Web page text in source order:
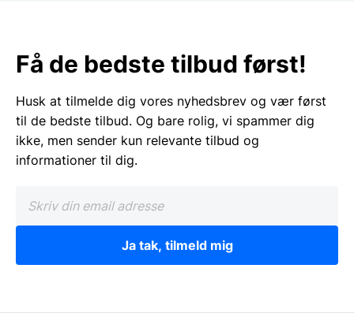
Få de bedste tilbud først!
Husk at tilmelde dig vores nyhedsbrev og vær først
til de bedste tilbud. Og bare rolig, vi spammer dig
ikke, men sender kun relevante tilbud og
informationer til dig.
Ja tak, tilmeld mig